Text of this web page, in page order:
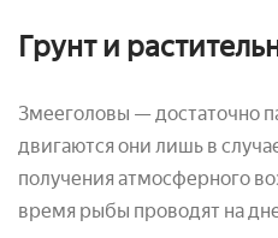
Грунт и
Змееголовы — достаточно
двигаются они лишь в
получения атмосферного
время рыбы проводят на